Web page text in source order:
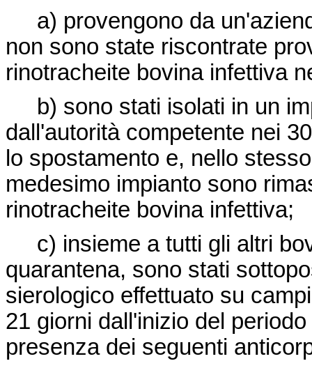
a) provengono da
non sono state riscontrate
rinotracheite bovina infettiva
b) sono stati isolati in un
dall'autorità competente nei
lo spostamento e, nello
medesimo impianto sono
rinotracheite bovina infettiva;
c) insieme a tutti gli altri
quarantena, sono stati
sierologico effettuato su
21 giorni dall'inizio del
presenza dei seguenti